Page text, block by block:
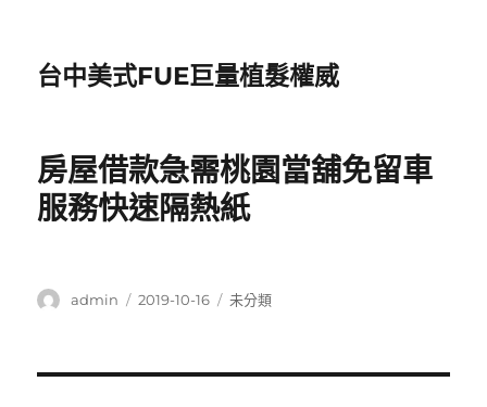
台中美式FUE巨量植髮權威
房屋借款急需桃園當舖免留車
服務快速隔熱紙
作
admin
發
2019-10-16
分
未分類